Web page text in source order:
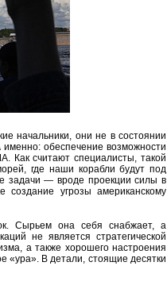
начальники, они не в состоянии
обеспечение возможности
Как считают специалисты, такой
где наши корабли будут под
задачи — вроде проекции силы в
угрозы американскому
Сырьем она себя снабжает, а
не является стратегической
а также хорошего настроения
«ура». В детали, стоящие десятки